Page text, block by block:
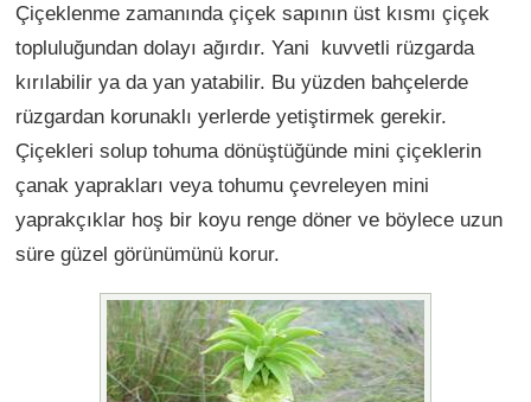
Çiçeklenme zamanında çiçek sapının üst kısmı çiçek
topluluğundan dolayı ağırdır. Yani kuvvetli rüzgarda
kırılabilir ya da yan yatabilir. Bu yüzden bahçelerde
rüzgardan korunaklı yerlerde yetiştirmek gerekir.
Çiçekleri solup tohuma dönüştüğünde mini çiçeklerin
çanak yaprakları veya tohumu çevreleyen mini
yaprakçıklar hoş bir koyu renge döner ve böylece uzun
süre güzel görünümünü korur.